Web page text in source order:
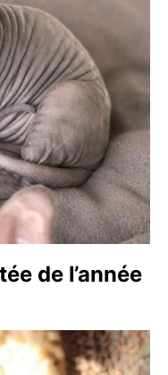
de l’année